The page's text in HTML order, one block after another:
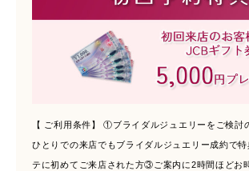
【 ご利用条件】 ①ブライダルジュエリーをご検討
ひとりでの来店でもブライダルジュエリー成約で
テに初めてご来店された方③ご案内に2時間ほどお